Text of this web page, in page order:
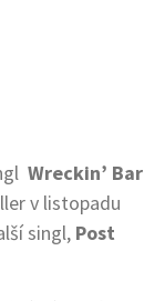
Wreckin’ Bar
v listopadu
singl, Post